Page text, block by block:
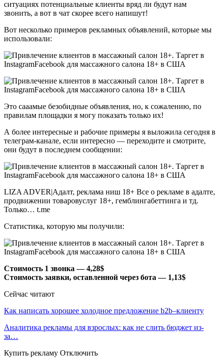
ситуациях потенциальные клиенты вряд ли будут нам
звонить, а вот в чат скорее всего напишут!
Вот несколько примеров рекламных объявлений, которые мы
использовали:
Это сааамые безобидные объявления, но, к сожалению, по
правилам площадки я могу показать только их!
А более интересные и рабочие примеры я выложила сегодня в
телеграм-канале, если интересно — переходите и смотрите,
они будут в последнем сообщении:
LIZA ADVER|Адалт, реклама ниш 18+ Все о рекламе в адалте,
продвижении товаровуслуг 18+, гемблингабеттинга и тд.
Только… t.me
Статистика, которую мы получили:
Стоимость 1 звонка — 4,28$
Стоимость заявки, оставленной через бота — 1,13$
Сейчас читают
Как написать хорошее холодное предложение b2b–клиенту
Аналитика рекламы для взрослых: как не слить бюджет из-
за…
Купить рекламу Отключить